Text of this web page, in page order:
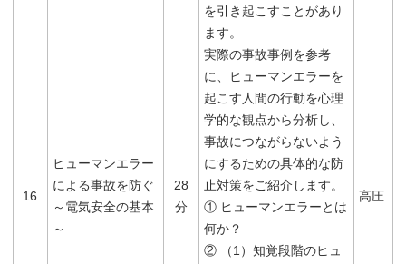
16
ヒューマンエラー
による事故を防ぐ
～電気安全の基本
～
28
分
を引き起こすことがあり
ます。
実際の事故事例を参考
に、ヒューマンエラーを
起こす人間の行動を心理
学的な観点から分析し、
事故につながらないよう
にするための具体的な防
止対策をご紹介します。
① ヒューマンエラーとは
何か？
② （1）知覚段階のヒュ
高圧